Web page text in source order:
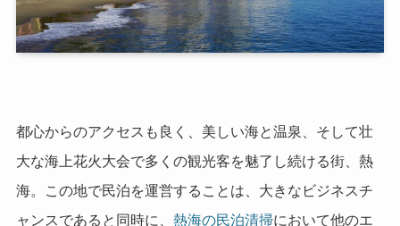
都心からのアクセスも良く、美しい海と温泉、そして壮
大な海上花火大会で多くの観光客を魅了し続ける街、熱
海。この地で民泊を運営することは、大きなビジネスチ
ャンスであると同時に、 熱海の民泊清掃において他のエ